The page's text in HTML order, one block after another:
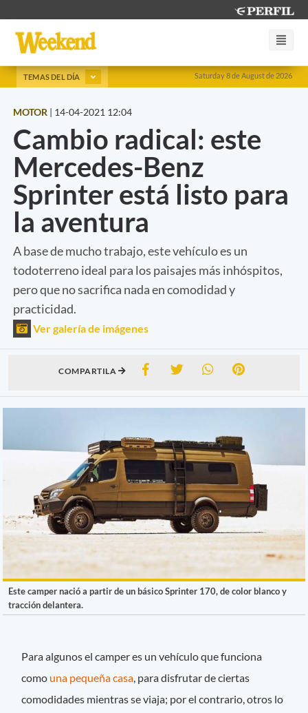
Saturday 8 de August de 2026
TEMAS DEL DÍA
MOTOR | 14-04-2021 12:04
Cambio radical: este
Mercedes-Benz
Sprinter está listo para
la aventura
A base de mucho trabajo, este vehículo es un
todoterreno ideal para los paisajes más inhóspitos,
pero que no sacrifica nada en comodidad y
practicidad.
Ver galería de imágenes
COMPARTILA
Este camper nació a partir de un básico Sprinter 170, de color blanco y
tracción delantera.
Para algunos el camper es un vehículo que funciona
como una pequeña casa , para disfrutar de ciertas
comodidades mientras se viaja; por el contrario, otros lo